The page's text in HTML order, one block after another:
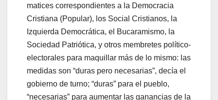
matices correspondientes a la Democracia
Cristiana (Popular), los Social Cristianos, la
Izquierda Democrática, el Bucaramismo, la
Sociedad Patriótica, y otros membretes político-
electorales para maquillar más de lo mismo: las
medidas son “duras pero necesarias”, decía el
gobierno de turno; “duras” para el pueblo,
“necesarias” para aumentar las ganancias de la